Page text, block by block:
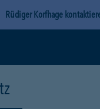
Rüdiger Korfhage